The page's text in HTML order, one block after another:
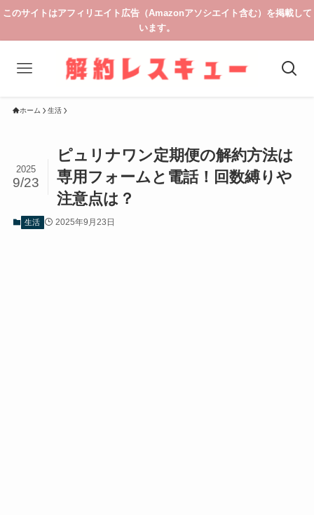
このサイトはアフィリエイト広告（Amazonアソシエイト含む）を掲載して
います。
ホーム 生活
ピュリナワン定期便の解約方法は
専用フォームと電話！回数縛りや
注意点は？
2025
9/23
生活 2025年9月23日